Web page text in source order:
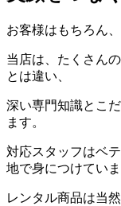
お客様はもちろん
当店は、たくさん
とは違い、
深い専門知識とこ
ます。
対応スタッフはベ
地で身につけていま
レンタル商品は当